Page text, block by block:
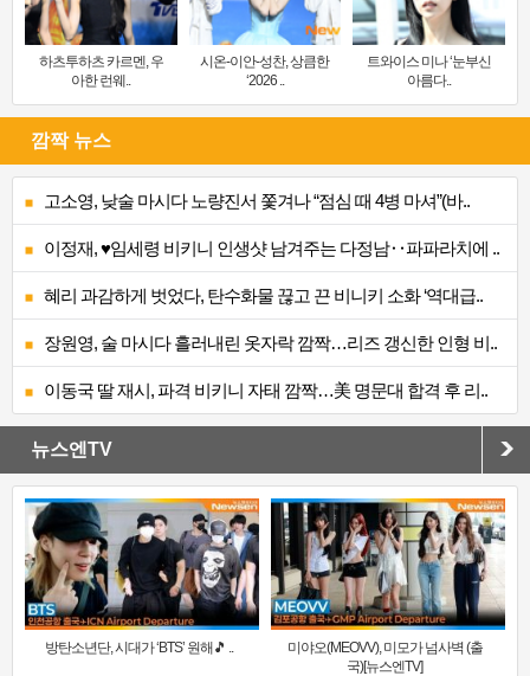
하츠투하츠 카르멘, 우
아한 런웨..
시온-이안-성찬, 상큼한
‘2026 ..
트와이스 미나 ‘눈부신
아름다..
깜짝 뉴스
고소영, 낮술 마시다 노량진서 쫓겨나 “점심 때 4병 마셔”(바..
이정재, ♥임세령 비키니 인생샷 남겨주는 다정남‥파파라치에 ..
혜리 과감하게 벗었다, 탄수화물 끊고 끈 비니키 소화 ‘역대급..
장원영, 술 마시다 흘러내린 옷자락 깜짝…리즈 갱신한 인형 비..
이동국 딸 재시, 파격 비키니 자태 깜짝…美 명문대 합격 후 리..
뉴스엔TV
방탄소년단, 시대가 ‘BTS’ 원해🎵 ..
미야오(MEOVV), 미모가 넘사벽 (출
국)[뉴스엔TV]